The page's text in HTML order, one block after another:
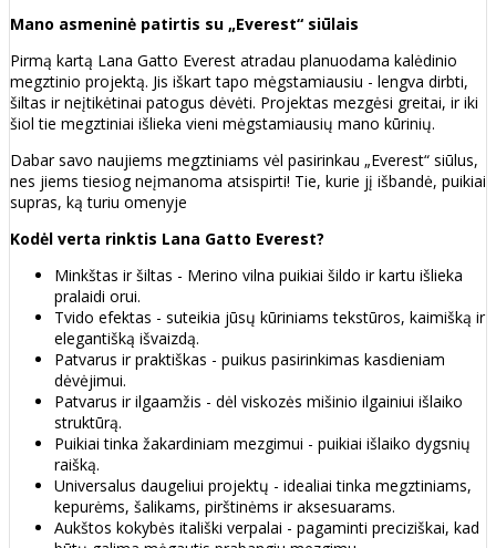
Mano asmeninė patirtis su „Everest“ siūlais
Pirmą kartą Lana Gatto Everest atradau planuodama kalėdinio
megztinio projektą. Jis iškart tapo mėgstamiausiu - lengva dirbti,
šiltas ir neįtikėtinai patogus dėvėti. Projektas mezgėsi greitai, ir iki
šiol tie megztiniai išlieka vieni mėgstamiausių mano kūrinių.
Dabar savo naujiems megztiniams vėl pasirinkau „Everest“ siūlus,
nes jiems tiesiog neįmanoma atsispirti! Tie, kurie jį išbandė, puikiai
supras, ką turiu omenyje
Kodėl verta rinktis Lana Gatto Everest?
Minkštas ir šiltas - Merino vilna puikiai šildo ir kartu išlieka
pralaidi orui.
Tvido efektas - suteikia jūsų kūriniams tekstūros, kaimišką ir
elegantišką išvaizdą.
Patvarus ir praktiškas - puikus pasirinkimas kasdieniam
dėvėjimui.
Patvarus ir ilgaamžis - dėl viskozės mišinio ilgainiui išlaiko
struktūrą.
Puikiai tinka žakardiniam mezgimui - puikiai išlaiko dygsnių
raišką.
Universalus daugeliui projektų - idealiai tinka megztiniams,
kepurėms, šalikams, pirštinėms ir aksesuarams.
Aukštos kokybės itališki verpalai - pagaminti preciziškai, kad